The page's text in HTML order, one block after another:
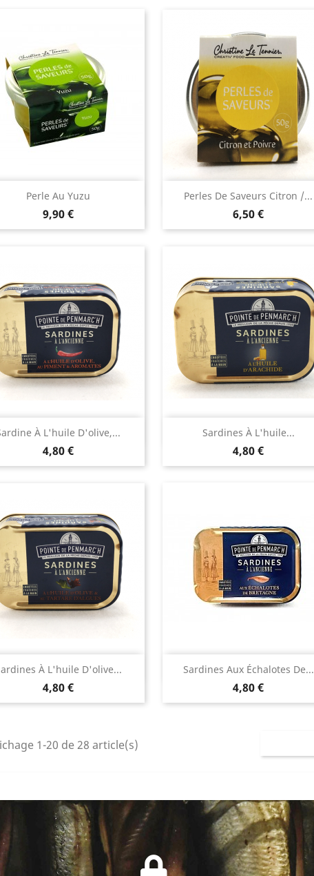
Perle Au Yuzu
Prix
9,90 €
Aperçu rapide Perles De Saveurs Citron /...
Prix
6,50 €
Aperçu rapide
À L'huile D'olive,...
Prix
4,80 €
Aperçu rapide Sardines À L'huile...
Prix
4,80 €
Aperçu rapide
À L'huile D'olive...
Prix
4,80 €
Aperçu rapide Sardines Aux Échalotes De...
Prix
4,80 €
Aperçu rapide
1-20 de 28 article(s)